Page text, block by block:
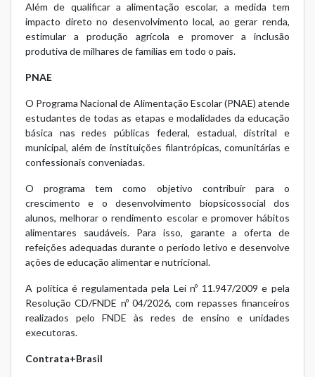
Além de qualificar a alimentação escolar, a medida tem
impacto direto no desenvolvimento local, ao gerar renda,
estimular a produção agrícola e promover a inclusão
produtiva de milhares de famílias em todo o país.
PNAE
O Programa Nacional de Alimentação Escolar (PNAE) atende
estudantes de todas as etapas e modalidades da educação
básica nas redes públicas federal, estadual, distrital e
municipal, além de instituições filantrópicas, comunitárias e
confessionais conveniadas.
O programa tem como objetivo contribuir para o
crescimento e o desenvolvimento biopsicossocial dos
alunos, melhorar o rendimento escolar e promover hábitos
alimentares saudáveis. Para isso, garante a oferta de
refeições adequadas durante o período letivo e desenvolve
ações de educação alimentar e nutricional.
A política é regulamentada pela Lei nº 11.947/2009 e pela
Resolução CD/FNDE nº 04/2026, com repasses financeiros
realizados pelo FNDE às redes de ensino e unidades
executoras.
Contrata+Brasil